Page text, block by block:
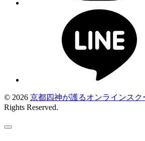
© 2026 京都四神が護るオンラインスク
Rights Reserved.